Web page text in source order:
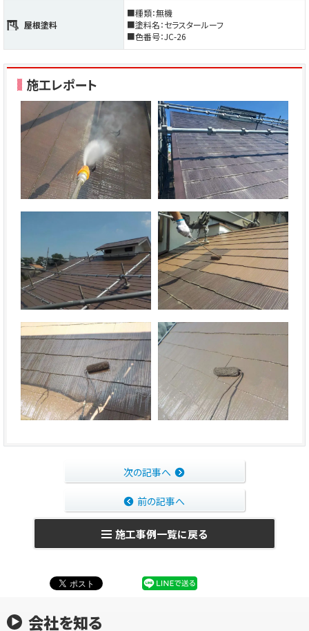
屋根塗料
■種類：無機
■塗料名：セラスタールーフ
■色番号：JC-26
施工レポート
次の記事へ
前の記事へ
施工事例一覧に戻る
会社を知る